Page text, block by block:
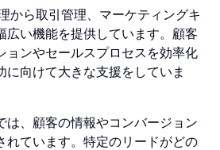
から取引管理、マーケティングキ
広い機能を提供しています。顧客
ョンやセールスプロセスを効率化
に向けて大きな支援をしていま
は、顧客の情報やコンバージョン
れています。特定のリードがどの